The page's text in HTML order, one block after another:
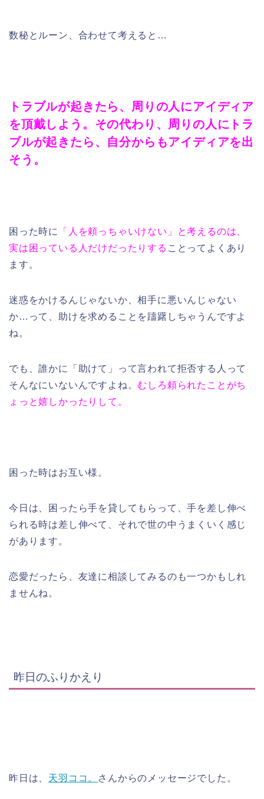
数秘とルーン、合わせて考えると…
トラブルが起きたら、周りの人にアイディア
を頂戴しよう。その代わり、周りの人にトラ
ブルが起きたら、自分からもアイディアを出
そう。
困った時に
「人を頼っちゃいけない」と考えるのは、
実は困っている人だけだったりする ことってよくあり
ます。
迷惑をかけるんじゃないか、相手に悪いんじゃない
か…って、助けを求めることを躊躇しちゃうんですよ
ね。
でも、誰かに「助けて」って言われて拒否する人って
そんなにいないんですよね。むしろ頼られたことがち
ょっと嬉しかったりして。
困った時はお互い様。
今日は、困ったら手を貸してもらって、手を差し伸べ
られる時は差し伸べて、それで世の中うまくいく感じ
があります。
恋愛だったら、友達に相談してみるのも一つかもしれ
ませんね。
昨日のふりかえり
昨日は、 天羽ココ。 さんからのメッセージでした。